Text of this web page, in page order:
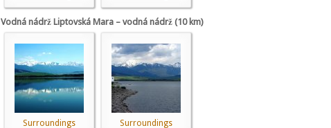
Vodná nádrž Liptovská Mara – vodná nádrž (10 km)
Surroundings Surroundings